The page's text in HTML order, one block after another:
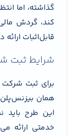
گذاشته، اما
کند، گردش
قابل‌اثبات ارائه
شرایط ثبت
برای ثبت شرکت
همان
این طرح
خدمتی ارائه